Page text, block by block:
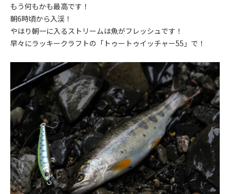
もう何もかも最高です！
朝6時頃から入渓！
やはり朝一に入るストリームは魚がフレッシュです！
早々にラッキークラフトの「トゥートゥイッチャー55」で！